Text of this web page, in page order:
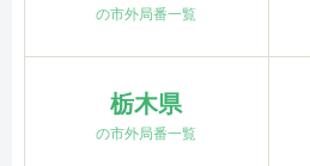
の市外局番一覧
栃木県
の市外局番一覧